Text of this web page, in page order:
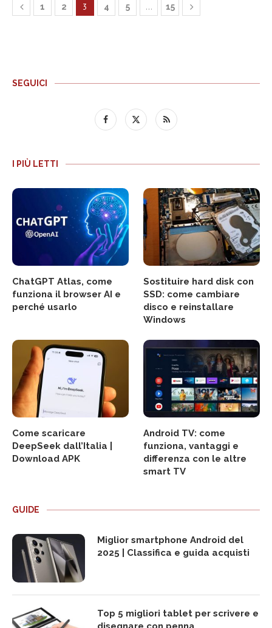
1 2 3 4 5 … 15
SEGUICI
I PIÙ LETTI
ChatGPT Atlas, come
funziona il browser AI e
perché usarlo
Sostituire hard disk con
SSD: come cambiare
disco e reinstallare
Windows
Come scaricare
DeepSeek dall’Italia |
Download APK
Android TV: come
funziona, vantaggi e
differenza con le altre
smart TV
GUIDE
Miglior smartphone Android del
2025 | Classifica e guida acquisti
Top 5 migliori tablet per scrivere e